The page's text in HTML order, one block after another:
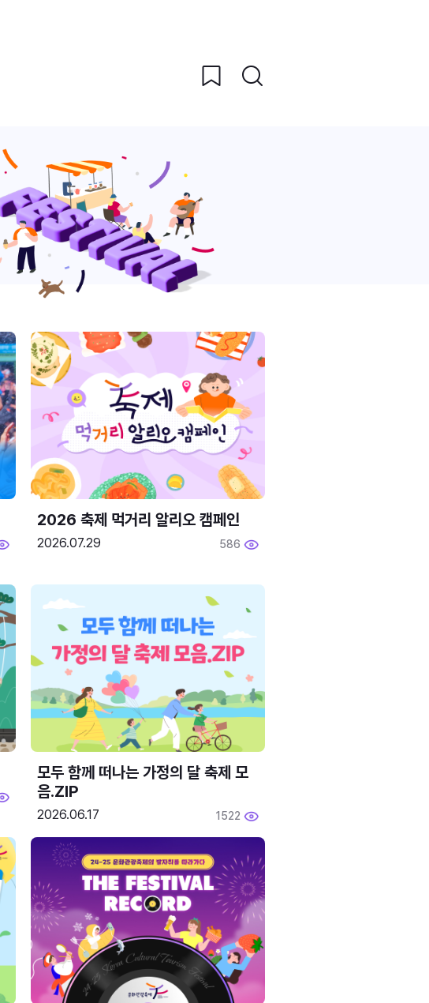
2026 축제 먹거리 알리오 캠페인
2026.07.29 586
모두 함께 떠나는 가정의 달 축제 모
음.ZIP
2026.06.17 1522